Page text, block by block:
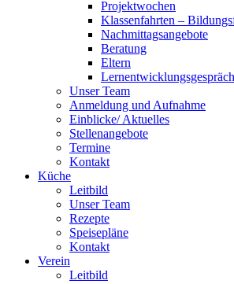
Projektwochen
Klassenfahrten –
Nachmittagsangebote
Beratung
Eltern
Unser Team
Anmeldung und Aufnahme
Einblicke/ Aktuelles
Stellenangebote
Termine
Kontakt
Küche
Leitbild
Unser Team
Rezepte
Speisepläne
Kontakt
Verein
Leitbild